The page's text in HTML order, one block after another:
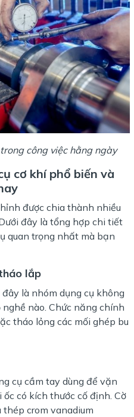
công việc hằng ngày
cơ khí phổ biến và
được chia thành nhiều
đây là tổng hợp chi tiết
quan trọng nhất mà bạn
lắp
là nhóm dụng cụ không
nào. Chức năng chính
tháo lỏng các mối ghép bu
cụ cầm tay dùng để vặn
có kích thước cố định. Cờ
crom vanadium